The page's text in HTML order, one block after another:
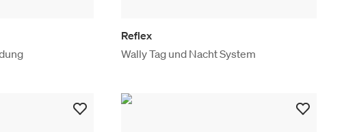
Reflex
Wally Tag und Nacht System